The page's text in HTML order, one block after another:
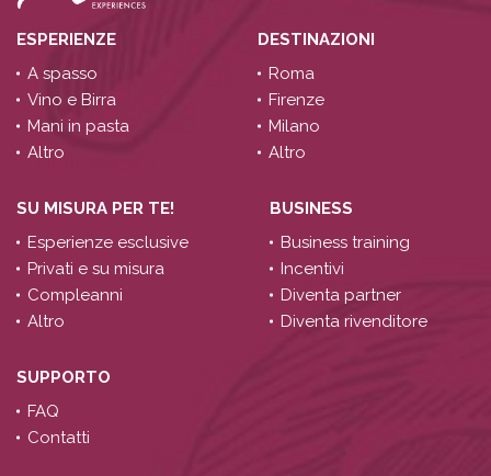
ESPERIENZE
A spasso
Vino e Birra
Mani in pasta
Altro
DESTINAZIONI
Roma
Firenze
Milano
Altro
SU MISURA PER TE!
Esperienze esclusive
Privati e su misura
Compleanni
Altro
BUSINESS
Business training
Incentivi
Diventa partner
Diventa rivenditore
SUPPORTO
FAQ
Contatti